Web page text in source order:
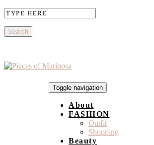
Toggle navigation
About
FASHION
Outfit
Shopping
Beauty